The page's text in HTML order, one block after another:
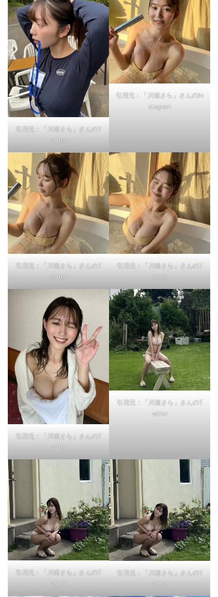
引用元：「川道さら」さんのT
witter
引用元：「川道さら」さんのIn
stagram
引用元：「川道さら」さんのT
witter
引用元：「川道さら」さんのT
witter
引用元：「川道さら」さんのT
witter
引用元：「川道さら」さんのT
witter
引用元：「川道さら」さんのT
witter
引用元：「川道さら」さんのT
witter